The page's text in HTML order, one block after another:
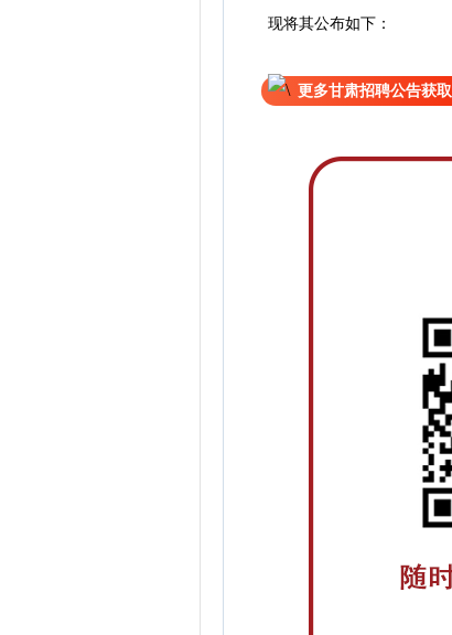
现将其公布如下：
更多甘肃招聘公告获取